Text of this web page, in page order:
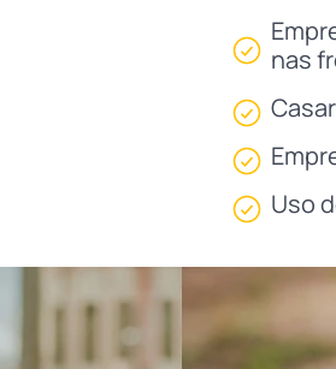
nas
Uso